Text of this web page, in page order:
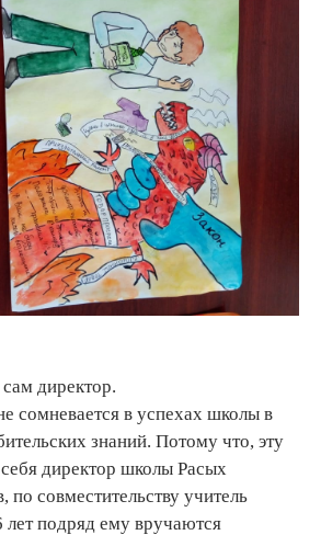
директор.
сомневается в успехах школы в
знаний. Потому что, эту
директор школы Расых
совместительству учитель
лет подряд ему вручаются